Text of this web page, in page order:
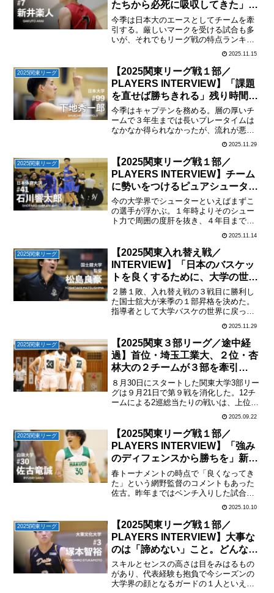
たちから必死に吸収してきた」食
らいついて成長してきた４年間／
＃７新井楽人（日本大・４年・
SF）
今季は日本大のエースとしてチームを牽
引する。厳しいマークを受ける試合も多
いが、それでもリーグ戦の特点ランキン
ここぞというところでチームを支えてき
た。ルーキーイヤーからワンポイントの
出場で得点センスを見せて...
2025.11.15
2025関東リーグ
【2025関東リーグ戦１部／
PLAYERS INTERVIEW】「課題
を直せば勝ちきれる」残り時間で
理想に近づく／＃99下地秀一郎
（日本大・４年・PG）
今季はキャプテンを務める。層の厚いチ
ームで３年生までは長いプレータイムは
なかなか得られなかったが、流れが悪く
着かせ、ゴールへのアタックも積極的で
頼れる存在だ。沖縄出身らしい独特のリ
ズム感も見どころといえる...
2025.11.29
2025関東リーグ
【2025関東リーグ戦１部／
PLAYERS INTERVIEW】チーム
に勢いをつけるピュアシューター
／＃41石川響太郎（日本体育大・
４年・SG）
今の大学界でシューターといえばまずこ
の選手が浮かぶ。１年時よりそのシュー
ト力で周囲の度肝を抜き、４年目まで日
放ってきた。豊富な運動量でハイスコア
リングゲームを志向する日本体育大にと
っては欠かせない選手であ...
2025.11.14
2025関東リーグ
【2025関東入れ替え戦／
INTERVIEW】「日本のバスケッ
トを良くするために、大学の世界
で頑張っていく」／松島良豪監督
（国士舘大学）
２勝１敗、入れ替え戦の３戦目に勝利し
た国士舘大が来季の１部昇格を決めた。
指導者として大学バスケの世界に戻って
だった大学４年時、アシスタントコーチ
時、そして今回は監督と、異なる立場で
３度の１部昇格を成し遂げ...
2025.11.29
2025関東リーグ
【2025関東３部リーグ／途中経
過】首位・埼玉工業大、２位・杏
林大の２チームが３部を牽引
（2025.9.21）
８月30日にスタートした関東大学3部リー
グは９月21日で第９戦を消化した。12チ
ームによる2巡総当たりの戦いは、上位３
という１・２部と同じ方式のリーグ戦と
なっている。３部リーグは速い展開でた
たみかけるスピ...
2025.09.22
2025関東リーグ
【2025関東リーグ戦１部／
PLAYERS INTERVIEW】「強み
のディフェンスから勝ちを」新キ
ャプテンがチームで目指す勝利／
＃30佐古竜誠（白鷗大・４年・
PG）
春トーナメントの時点で「良くなってき
た」という網野監督のコメントもあった
佐古。昨年まではベンチ入りした試合は
えていた。リーグ戦ではスタメンとして
選手層の厚い白鷗大でメインガードの１
人としてプレーし、存在感...
2025.10.10
2025関東リーグ
【2025関東リーグ戦１部／
PLAYERS INTERVIEW】大事な
のは「諦めない」こと。どんなと
きも自分たちのスタイルをやり通
すだけ／＃３塚本智裕（大東文化
大・４年・PG）
スキルとセンスの高さは目をみはるもの
があり、代表経験も抱負で今シーズンの
大学界の顔となるガードの１人といえ